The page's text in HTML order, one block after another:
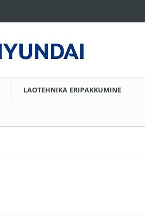
LAOTEHNIKA ERIPAKKUMINE